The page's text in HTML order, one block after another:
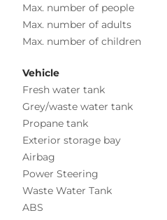
Max. number of people
Max. number of adults
Max. number of children
Vehicle
Fresh water tank
Grey/waste water tank
Propane tank
Exterior storage bay
Airbag
Power Steering
Waste Water Tank
ABS